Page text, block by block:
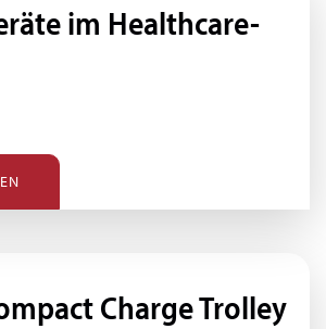
im Healthcare-
Charge Trolley